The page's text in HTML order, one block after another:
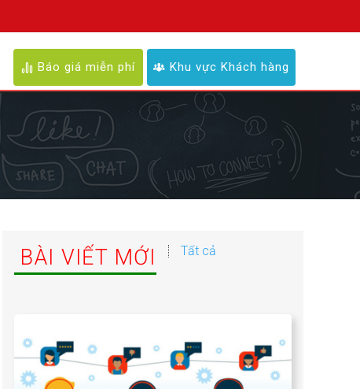
Báo giá miễn phí Khu vực Khách hàng
BÀI VIẾT MỚI Tất cả